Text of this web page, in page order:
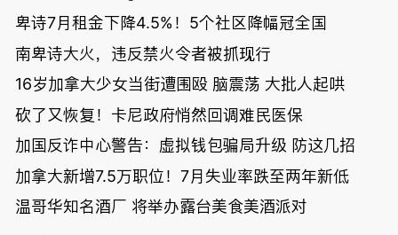
卑诗7月租金下降4.5%！5个社区降幅冠全国
南卑诗大火，违反禁火令者被抓现行
16岁加拿大少女当街遭围殴 脑震荡 大批人起哄
砍了又恢复！卡尼政府悄然回调难民医保
加国反诈中心警告：虚拟钱包骗局升级 防这几招
加拿大新增7.5万职位！7月失业率跌至两年新低
温哥华知名酒厂 将举办露台美食美酒派对